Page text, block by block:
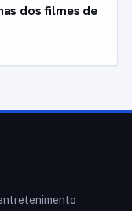
dos filmes de